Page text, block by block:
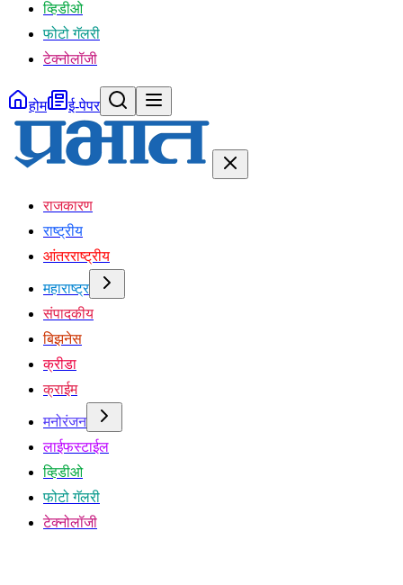
व्हिडीओ
फोटो गॅलरी
टेक्नोलॉजी
होम ई-पेपर
राजकारण
राष्ट्रीय
आंतरराष्ट्रीय
महाराष्ट्र
संपादकीय
बिझनेस
क्रीडा
क्राईम
मनोरंजन
लाईफस्टाईल
व्हिडीओ
फोटो गॅलरी
टेक्नोलॉजी